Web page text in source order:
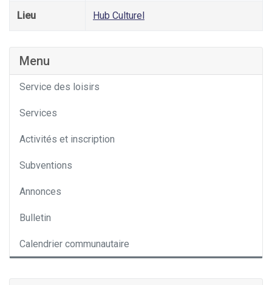
Lieu Hub Culturel
Menu
Service des loisirs
Services
Activités et inscription
Subventions
Annonces
Bulletin
Calendrier communautaire